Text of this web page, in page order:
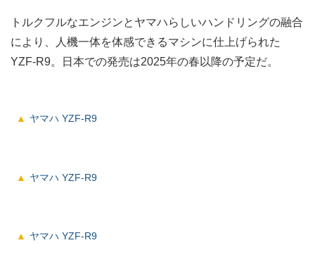
トルクフルなエンジンとヤマハらしいハンドリングの融合
により、人機一体を体感できるマシンに仕上げられた
YZF-R9。日本での発売は2025年の春以降の予定だ。
ヤマハ YZF-R9
ヤマハ YZF-R9
ヤマハ YZF-R9